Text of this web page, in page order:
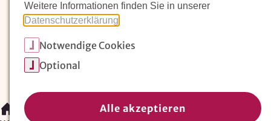
Unser Verein
Magazin: Erziehungskunst frühe Kindheit
Waldorfkindergarten finden/
Weitere Informationen finden Sie in unserer
Datenschutzerklärung
Notwendige Cookies
Optional
Alle akzeptieren